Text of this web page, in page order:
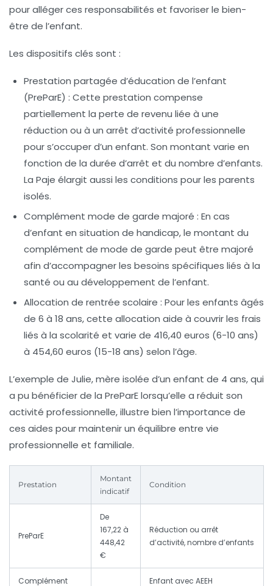
pour alléger ces responsabilités et favoriser le bien-
être de l’enfant.
Les dispositifs clés sont :
Prestation partagée d’éducation de l’enfant
(PreParE) : Cette prestation compense
partiellement la perte de revenu liée à une
réduction ou à un arrêt d’activité professionnelle
pour s’occuper d’un enfant. Son montant varie en
fonction de la durée d’arrêt et du nombre d’enfants.
La Paje élargit aussi les conditions pour les parents
isolés.
Complément mode de garde majoré : En cas
d’enfant en situation de handicap, le montant du
complément de mode de garde peut être majoré
afin d’accompagner les besoins spécifiques liés à la
santé ou au développement de l’enfant.
Allocation de rentrée scolaire : Pour les enfants âgés
de 6 à 18 ans, cette allocation aide à couvrir les frais
liés à la scolarité et varie de 416,40 euros (6-10 ans)
à 454,60 euros (15-18 ans) selon l’âge.
L’exemple de Julie, mère isolée d’un enfant de 4 ans, qui
a pu bénéficier de la PreParE lorsqu’elle a réduit son
activité professionnelle, illustre bien l’importance de
ces aides pour maintenir un équilibre entre vie
professionnelle et familiale.
Prestation
Montant
indicatif
Condition
PreParE
De
167,22 à
448,42
€
Réduction ou arrêt
d’activité, nombre d’enfants
Complément Enfant avec AEEH